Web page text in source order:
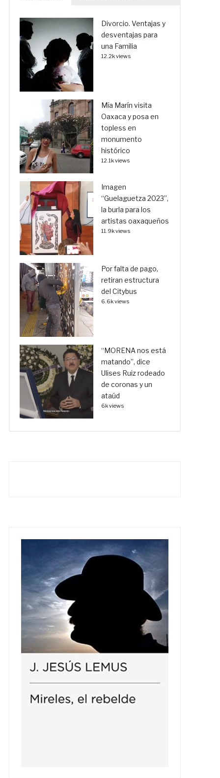
Divorcio. Ventajas y
desventajas para
una Familia
12.2k views
Mía Marín visita
Oaxaca y posa en
topless en
monumento
histórico
12.1k views
Imagen
“Guelaguetza 2023”,
la burla para los
artistas oaxaqueños
11.9k views
Por falta de pago,
retiran estructura
del Citybus
6.6k views
“MORENA nos está
matando”, dice
Ulises Ruiz rodeado
de coronas y un
ataúd
6k views